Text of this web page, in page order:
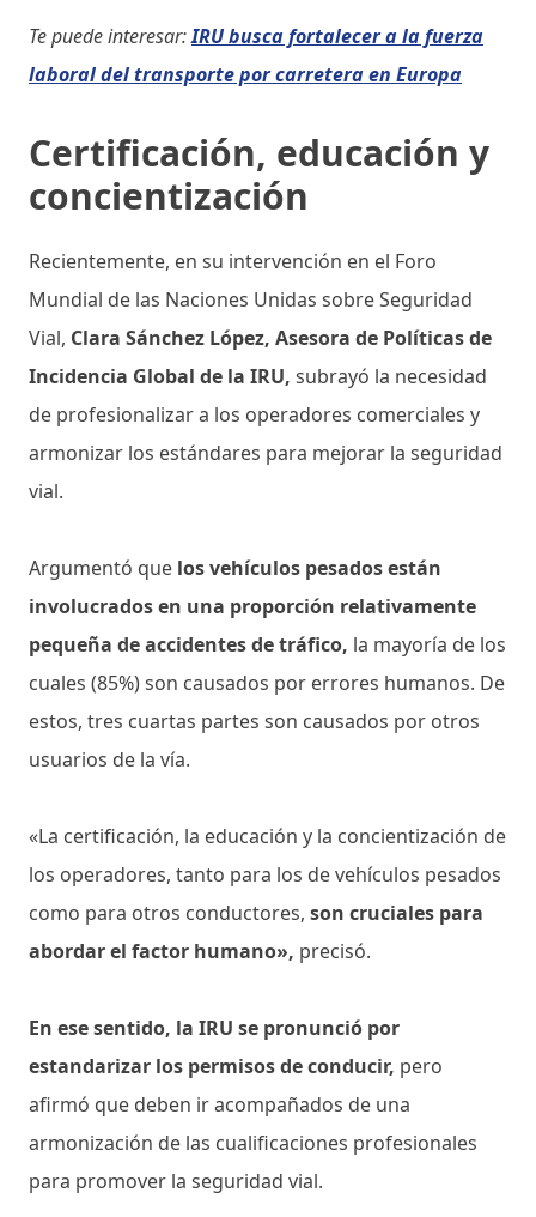
Te puede interesar:IRU busca fortalecer a la fuerza
laboral del transporte por carretera en Europa
Certificación, educación y
concientización
Recientemente, en su intervención en el Foro
Mundial de las Naciones Unidas sobre Seguridad
Vial, Clara Sánchez López, Asesora de Políticas de
Incidencia Global de la IRU, subrayó la necesidad
de profesionalizar a los operadores comerciales y
armonizar los estándares para mejorar la seguridad
vial.
Argumentó que los vehículos pesados ​​están
involucrados en una proporción relativamente
pequeña de accidentes de tráfico, la mayoría de los
cuales (85%) son causados ​​por errores humanos. De
estos, tres cuartas partes son causados ​​por otros
usuarios de la vía.
«La certificación, la educación y la concientización de
los operadores, tanto para los de vehículos pesados ​​
como para otros conductores, son cruciales para
abordar el factor humano», precisó.
En ese sentido, la IRU se pronunció por
estandarizar los permisos de conducir, pero
afirmó que deben ir acompañados de una
armonización de las cualificaciones profesionales
para promover la seguridad vial.